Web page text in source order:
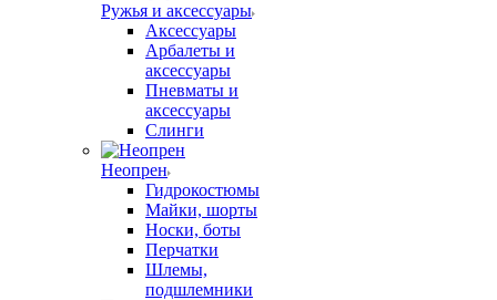
Ружья и аксессуары
Аксессуары
Арбалеты и
аксессуары
Пневматы и
аксессуары
Слинги
Неопрен
Гидрокостюмы
Майки, шорты
Носки, боты
Перчатки
Шлемы,
подшлемники